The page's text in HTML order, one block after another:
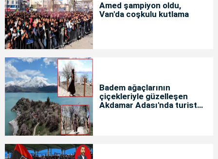
Amed şampiyon oldu,
Van'da coşkulu kutlama
Badem ağaçlarının
çiçekleriyle güzelleşen
Akdamar Adası'nda turist